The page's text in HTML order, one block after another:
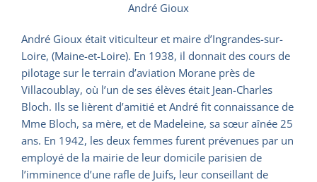
André Gioux
André Gioux était viticulteur et maire d’Ingrandes-sur-
Loire, (Maine-et-Loire). En 1938, il donnait des cours de
pilotage sur le terrain d’aviation Morane près de
Villacoublay, où l’un de ses élèves était Jean-Charles
Bloch. Ils se lièrent d’amitié et André fit connaissance de
Mme Bloch, sa mère, et de Madeleine, sa sœur aînée 25
ans. En 1942, les deux femmes furent prévenues par un
employé de la mairie de leur domicile parisien de
l’imminence d’une rafle de Juifs, leur conseillant de